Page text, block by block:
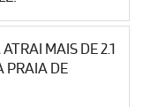
MAIS DE 2.1
PRAIA DE